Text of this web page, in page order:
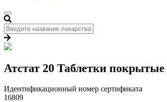
Атстат 20 Таблетки
Идентификационный номер сертификата
16809